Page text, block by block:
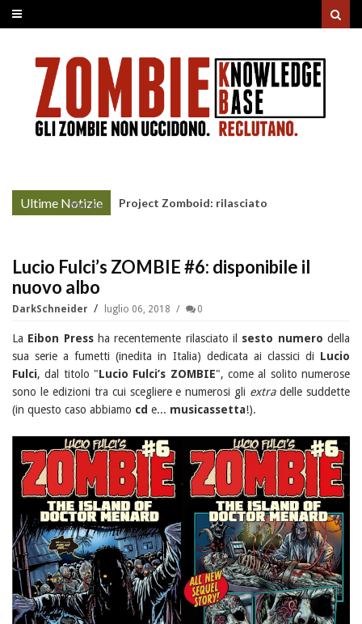
Ultime Notizie
More »
Project Zomboid: rilasciato
Lucio Fulci’s ZOMBIE #6: disponibile il
nuovo albo
DarkSchneider luglio 06, 2018 0
La Eibon Pressha recentemente rilasciato il sesto numero della
sua serie a fumetti (inedita in Italia) dedicata ai classici di Lucio
Fulci, dal titolo "Lucio Fulci’s ZOMBIE", come al solito numerose
sono le edizioni tra cui scegliere e numerosi gli extradelle suddette
(in questo caso abbiamo cd e... musicassetta!).